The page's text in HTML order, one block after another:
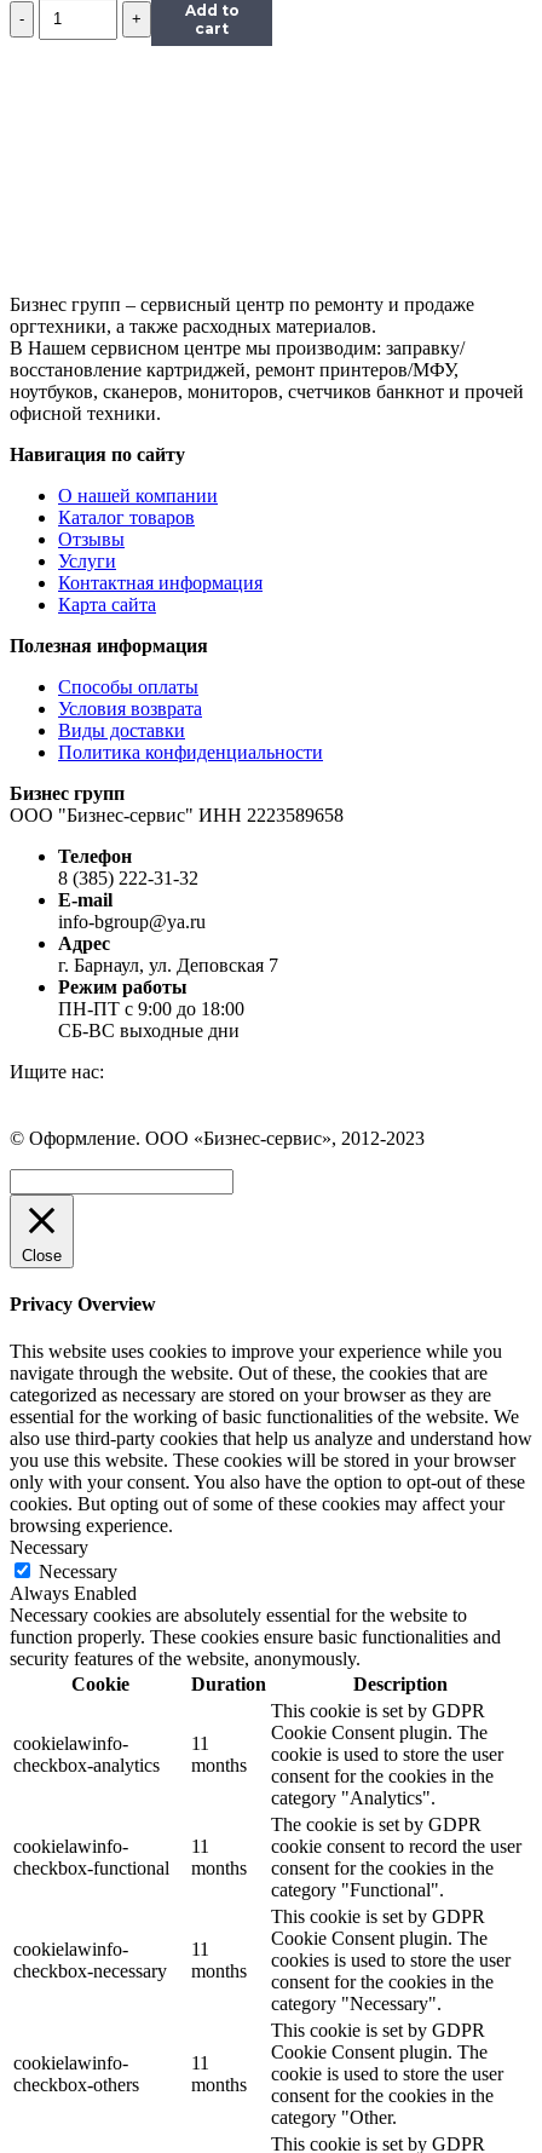
Количество
Тонер
канистра
Add to
cart
Бизнес групп – сервисный центр по ремонту и продаже
оргтехники, а также расходных материалов.
В Нашем сервисном центре мы производим: заправку/
восстановление картриджей, ремонт принтеров/МФУ,
ноутбуков, сканеров, мониторов, счетчиков банкнот и прочей
офисной техники.
Навигация по сайту
О нашей компании
Каталог товаров
Отзывы
Услуги
Контактная информация
Карта сайта
Полезная информация
Способы оплаты
Условия возврата
Виды доставки
Политика конфиденциальности
Бизнес групп
ООО "Бизнес-сервис" ИНН 2223589658
Телефон
8 (385) 222-31-32
E-mail
info-bgroup@ya.ru
Адрес
г. Барнаул, ул. Деповская 7
Режим работы
ПН-ПТ с 9:00 до 18:00
СБ-ВС выходные дни
Ищите нас:
Вконтакте
открывается
в
новом
окне
WhatsApp
открывается
в
новом
окне
Telegram
открывается
в
новом
окне
© Оформление. ООО «Бизнес-сервис», 2012-2023
Close
Privacy Overview
This website uses cookies to improve your experience while you
navigate through the website. Out of these, the cookies that are
categorized as necessary are stored on your browser as they are
essential for the working of basic functionalities of the website. We
also use third-party cookies that help us analyze and understand how
you use this website. These cookies will be stored in your browser
only with your consent. You also have the option to opt-out of these
cookies. But opting out of some of these cookies may affect your
browsing experience.
Necessary
Necessary
Always Enabled
Necessary cookies are absolutely essential for the website to
function properly. These cookies ensure basic functionalities and
security features of the website, anonymously.
Cookie
Duration Description
cookielawinfo-
checkbox-analytics
11
months
This cookie is set by GDPR
Cookie Consent plugin. The
cookie is used to store the user
consent for the cookies in the
category "Analytics".
cookielawinfo-
checkbox-functional
11
months
The cookie is set by GDPR
cookie consent to record the user
consent for the cookies in the
category "Functional".
cookielawinfo-
checkbox-necessary
11
months
This cookie is set by GDPR
Cookie Consent plugin. The
cookies is used to store the user
consent for the cookies in the
category "Necessary".
cookielawinfo-
checkbox-others
11
months
This cookie is set by GDPR
Cookie Consent plugin. The
cookie is used to store the user
consent for the cookies in the
category "Other.
This cookie is set by GDPR